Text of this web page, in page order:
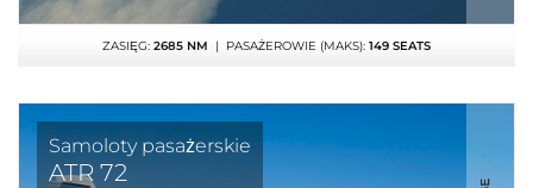
ZASIĘG: 2685 NM | PASAŻEROWIE (MAKS): 149 SEATS
Samoloty pasażerskie
ATR 72